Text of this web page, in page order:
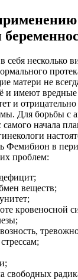
себя несколько
матери не
и имеют
и
Для борьбы с
начала
Фемибион в
проблем:
веществ;
кровеносной
свободных